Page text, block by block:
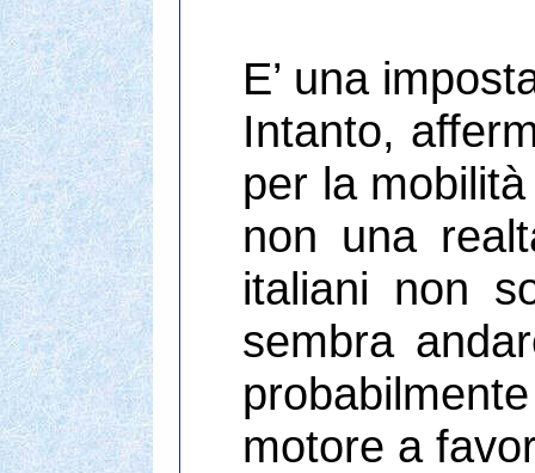
E’ una
Intanto,
per la
non una
italiani non
sembra
motore a